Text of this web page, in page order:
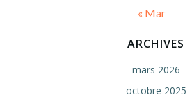
« Mar
ARCHIVES
mars 2026
octobre 2025